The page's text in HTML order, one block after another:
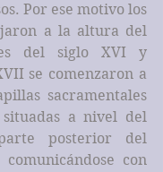
Por ese motivo los
a la altura del
del siglo XVI y
se comenzaron a
sacramentales
a nivel del
posterior del
con